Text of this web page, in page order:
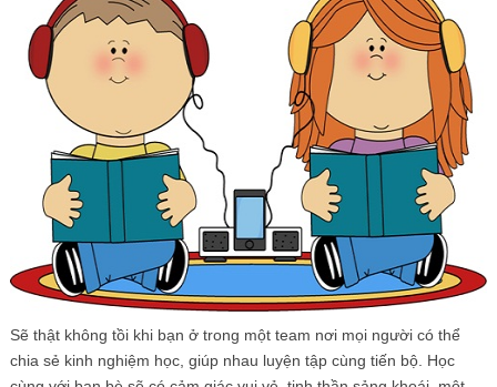
Sẽ thật không tồi khi bạn ở trong một team nơi mọi người có thể
chia sẻ kinh nghiệm học, giúp nhau luyện tập cùng tiến bộ. Học